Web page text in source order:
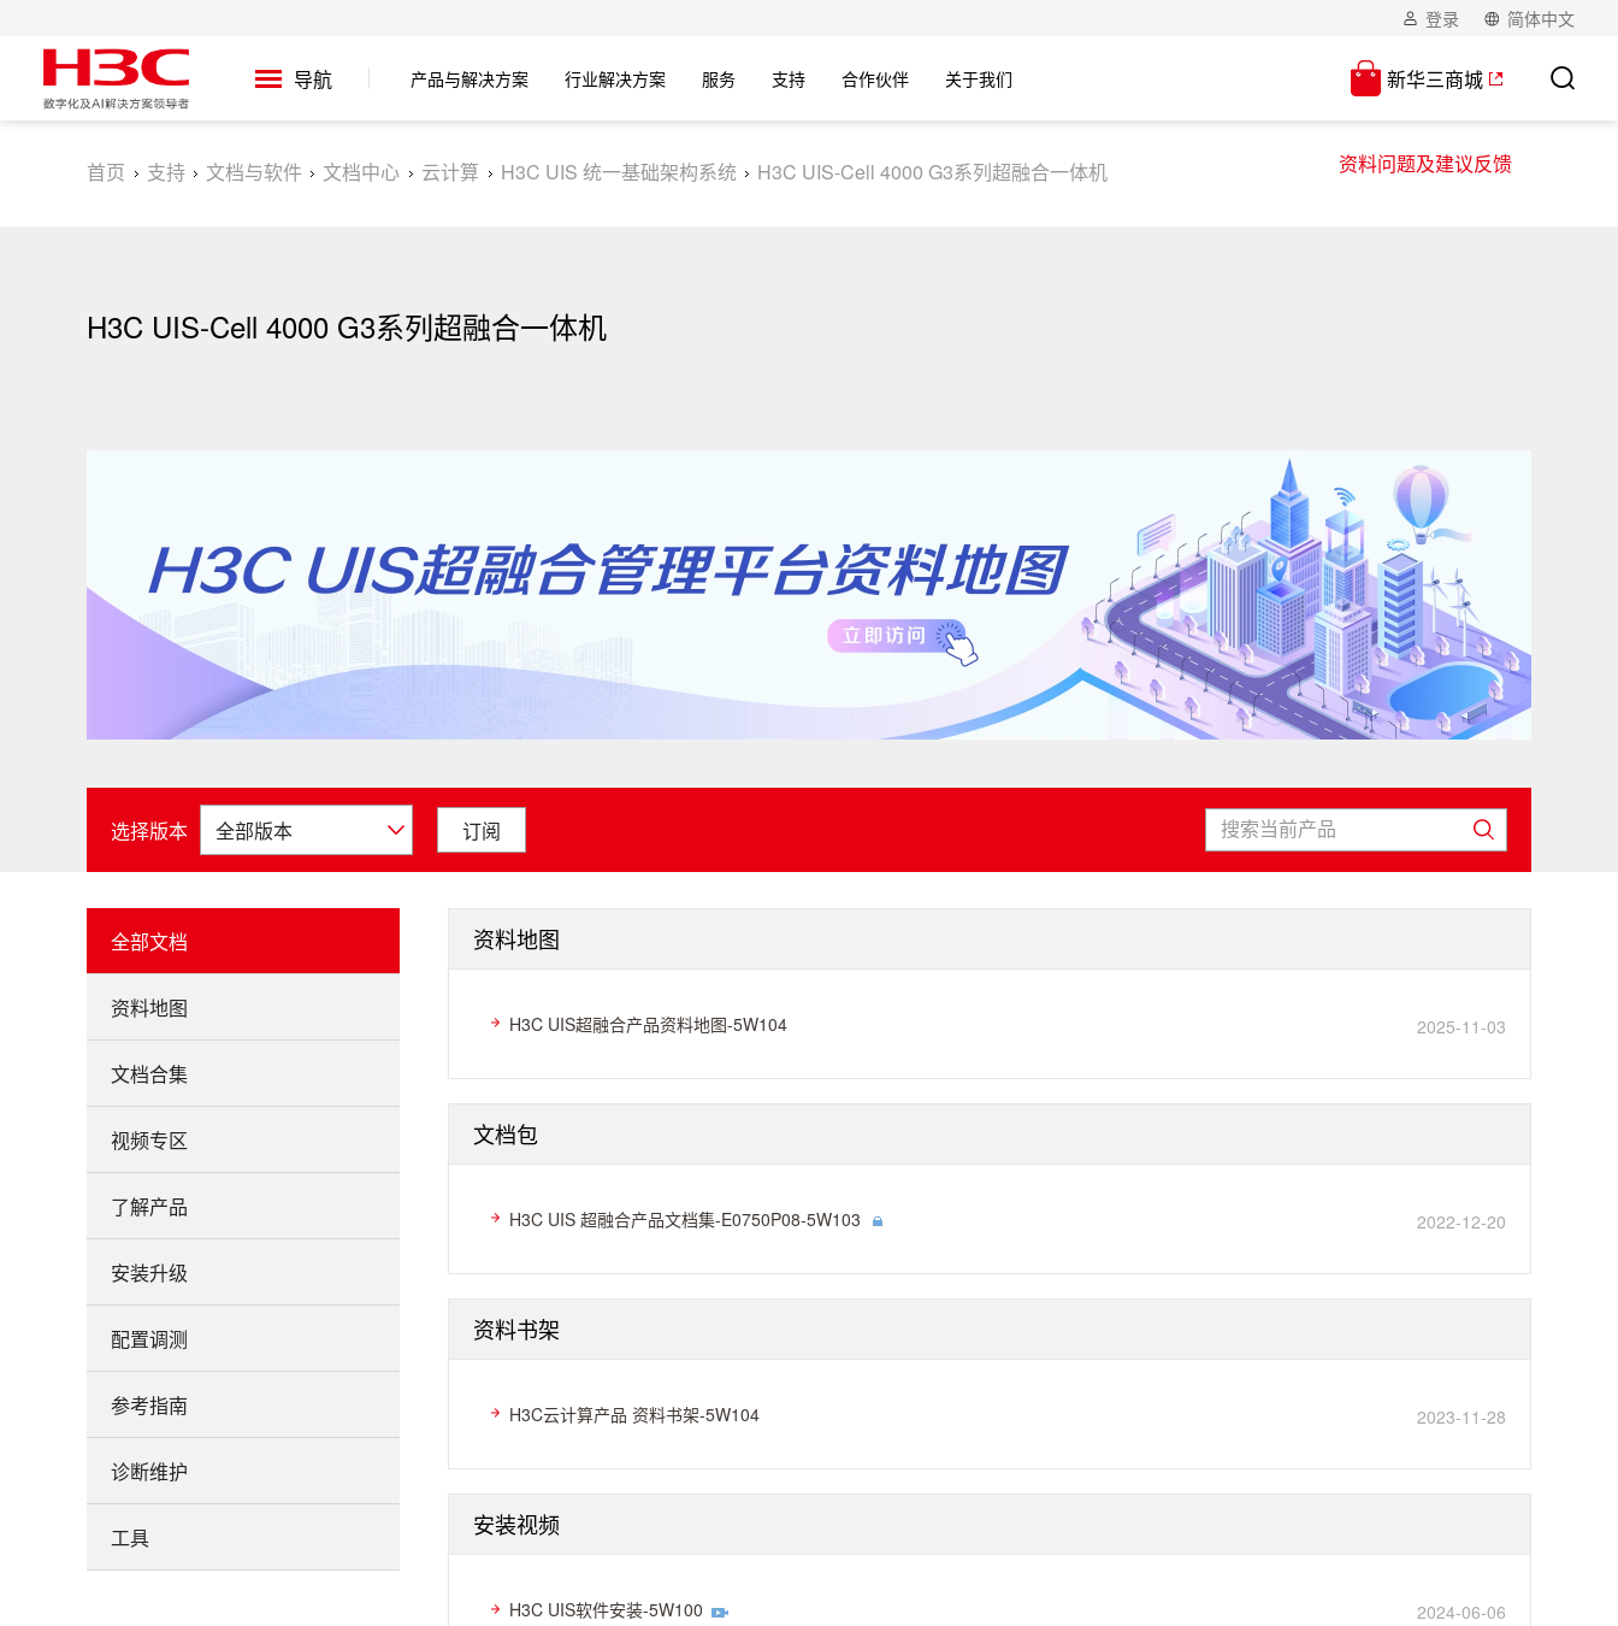
登录 简体中文
导航 产品与解决方案 行业解决方案 服务 支持 合作伙伴 关于我们 新华三商城
资料问题及建议反馈
首页 支持 文档与软件 文档中心 云计算 H3C UIS 统一基础架构系统 H3C UIS-Cell 4000 G3系列超融合一体机
H3C UIS-Cell 4000 G3系列超融合一体机
选择版本 订阅
全部文档
资料地图
文档合集
视频专区
了解产品
安装升级
配置调测
参考指南
诊断维护
工具
资料地图
H3C UIS超融合产品资料地图-5W104 2025-11-03
文档包
H3C UIS 超融合产品文档集-E0750P08-5W103 2022-12-20
资料书架
H3C云计算产品 资料书架-5W104 2023-11-28
安装视频
H3C UIS软件安装-5W100 2024-06-06